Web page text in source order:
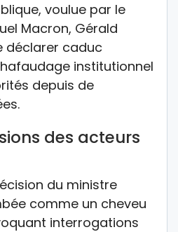
voulue par le
Macron, Gérald
déclarer caduc
institutionnel
depuis de
des acteurs
du ministre
comme un cheveu
interrogations